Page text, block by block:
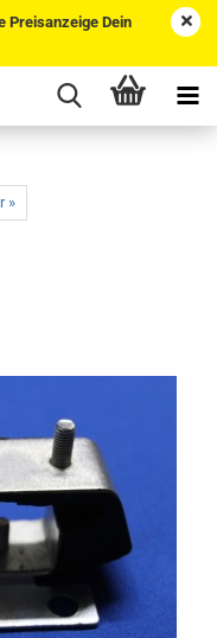
Preisanzeige Dein
»